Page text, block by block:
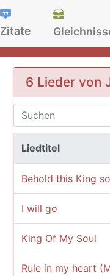
Zitate
6 Lieder von
Liedtitel
Behold this King
I will go
King Of My Soul
Rule in my heart